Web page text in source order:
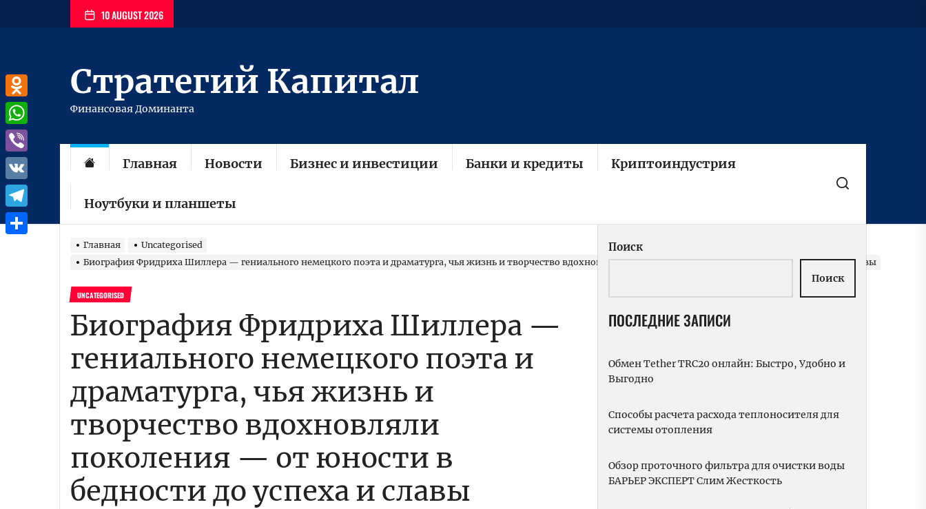
10 AUGUST 2026
Стратегий Капитал
Финансовая Доминанта
Главная Новости Бизнес и инвестиции Банки и кредиты Криптоиндустрия
Ноутбуки и планшеты
Главная
Uncategorised
Биография Фридриха Шиллера — гениального немецкого поэта и драматурга, чья жизнь и творчество вдохновляли поколения — от юности в бедности до успеха и славы
UNCATEGORISED
Биография Фридриха Шиллера —
гениального немецкого поэта и
драматурга, чья жизнь и
творчество вдохновляли
поколения — от юности в
бедности до успеха и славы
Поиск
Поиск
ПОСЛЕДНИЕ ЗАПИСИ
Обмен Tether TRC20 онлайн: Быстро, Удобно и
Выгодно
Способы расчета расхода теплоносителя для
системы отопления
Обзор проточного фильтра для очистки воды
БАРЬЕР ЭКСПЕРТ Слим Жесткость
Odnoklassniki
WhatsApp
Viber
VK
Telegram